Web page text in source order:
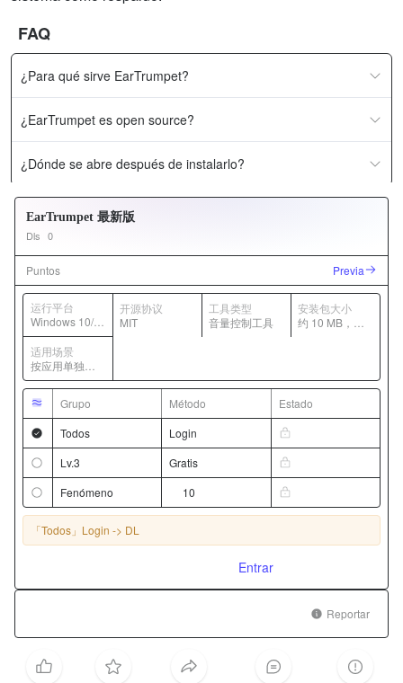
FAQ
¿Para qué sirve EarTrumpet?
¿EarTrumpet es open source?
¿Dónde se abre después de instalarlo?
EarTrumpet 最新版
Dls 0
Puntos Previa
运行平台
Windows 10/1
1
开源协议
MIT
工具类型
音量控制工具
安装包大小
约 10 MB，随
适用场景
按应用单独调
节音量输出
Grupo
Método
Estado
Todos
Login
Lv.3
Gratis
Fenómeno
10
「Todos」 Login -> DL
Entrar
Reportar